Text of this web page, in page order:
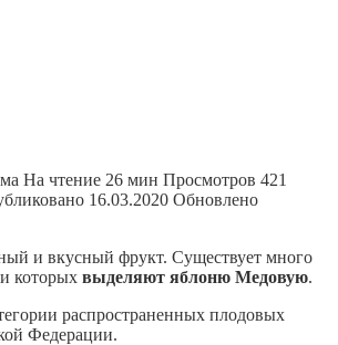
На чтение 26 мин Просмотров 421
16.03.2020 Обновлено
и вкусный фрукт. Существует много
которых выделяют яблоню Медовую.
распространенных плодовых
Федерации.